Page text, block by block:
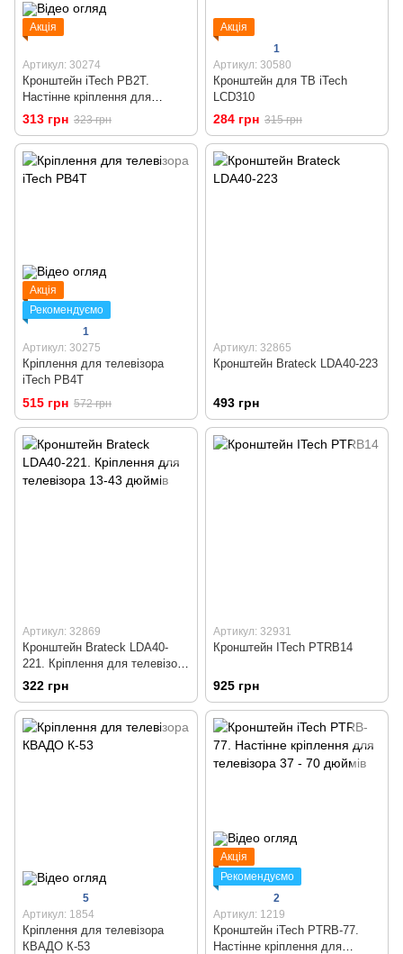
Акція
Артикул: 30274
Кронштейн iTech PB2T.
Настінне кріплення для
телевізора 23-42 дюймів
313 грн 323 грн
Акція
1
Артикул: 30580
Кронштейн для ТВ iTech
LCD310
284 грн 315 грн
Акція
Рекомендуємо
1
Артикул: 30275
Кріплення для телевізора
iTech PB4T
515 грн 572 грн
Артикул: 32865
Кронштейн Brateck LDA40-223
493 грн
Артикул: 32869
Кронштейн Brateck LDA40-
221. Кріплення для телевізора
13-43 дюймів
322 грн
Артикул: 32931
Кронштейн ITech PTRB14
925 грн
5
Артикул: 1854
Кріплення для телевізора
КВАДО К-53
Акція
Рекомендуємо
2
Артикул: 1219
Кронштейн iTech PTRB-77.
Настінне кріплення для